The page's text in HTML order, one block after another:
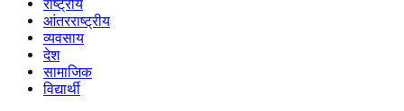
राष्ट्रीय
आंतरराष्ट्रीय
व्यवसाय
देश
सामाजिक
विद्यार्थी